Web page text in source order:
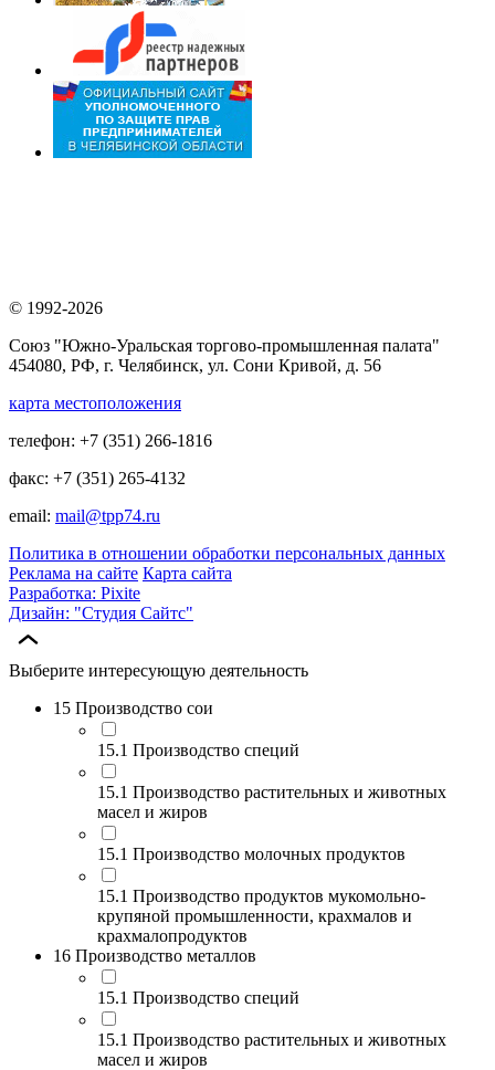
© 1992-2026
Союз "Южно-Уральская торгово-промышленная палата"
454080, РФ, г. Челябинск, ул. Сони Кривой, д. 56
карта местоположения
телефон: +7 (351) 266-1816
факс: +7 (351) 265-4132
email: mail@tpp74.ru
Политика в отношении обработки персональных данных
Реклама на сайте Карта сайта
Разработка: Pixite
Дизайн: "Студия Сайтс"
Выберите интересующую деятельность
15 Производство сои
15.1 Производство специй
15.1 Производство растительных и животных
масел и жиров
15.1 Производство молочных продуктов
15.1 Производство продуктов мукомольно-
крупяной промышленности, крахмалов и
крахмалопродуктов
16 Производство металлов
15.1 Производство специй
15.1 Производство растительных и животных
масел и жиров